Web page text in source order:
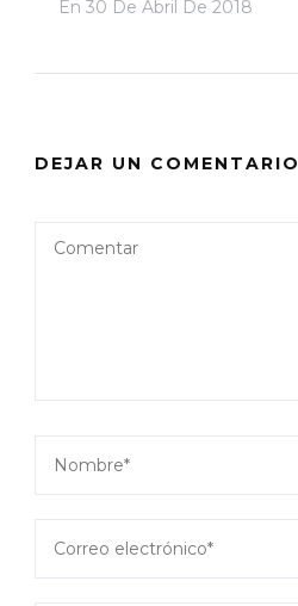
En 30 De Abril De 2018
DEJAR UN COMENTARIO